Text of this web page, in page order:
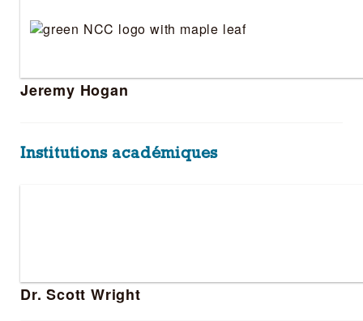
Jeremy Hogan
Institutions académiques
Dr. Scott Wright